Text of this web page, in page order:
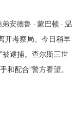
安德鲁 · 蒙巴顿 · 温
开考察局。今日稍早
逮捕。查尔斯三世
和配合"警方看望。